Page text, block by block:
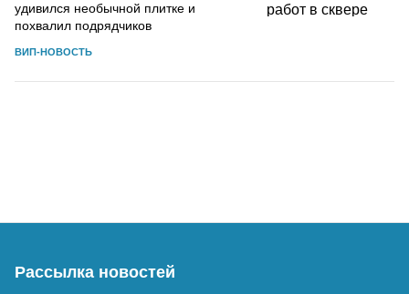
удивился необычной плитке и
похвалил подрядчиков
ВИП-НОВОСТЬ
Рассылка новостей